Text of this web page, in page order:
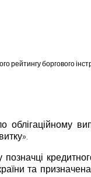
рейтингу боргового
та